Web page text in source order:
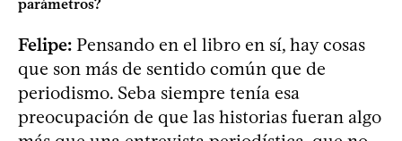
parámetros?
Felipe: Pensando en el libro en sí, hay cosas
que son más de sentido común que de
periodismo. Seba siempre tenía esa
preocupación de que las historias fueran algo